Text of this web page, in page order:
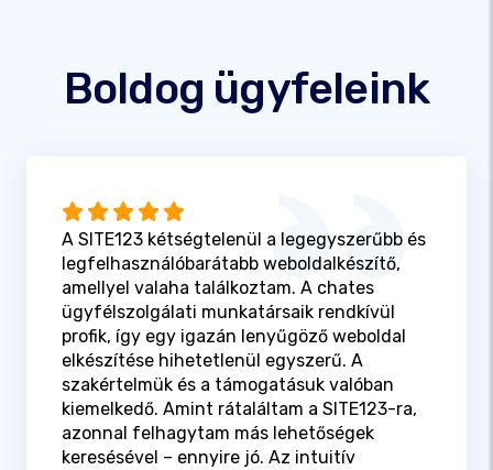
Boldog ügyfeleink
A SITE123 kétségtelenül a legegyszerűbb és
legfelhasználóbarátabb weboldalkészítő,
amellyel valaha találkoztam. A chates
ügyfélszolgálati munkatársaik rendkívül
profik, így egy igazán lenyűgöző weboldal
elkészítése hihetetlenül egyszerű. A
szakértelmük és a támogatásuk valóban
kiemelkedő. Amint rátaláltam a SITE123-ra,
azonnal felhagytam más lehetőségek
keresésével – ennyire jó. Az intuitív